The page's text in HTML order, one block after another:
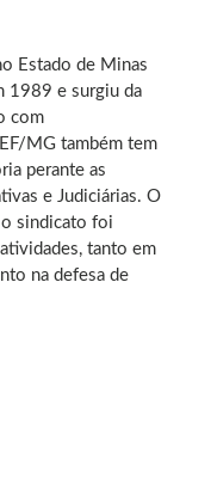
Estado de Minas
1989 e surgiu da
com
MG também tem
perante as
e Judiciárias. O
sindicato foi
tanto em
na defesa de